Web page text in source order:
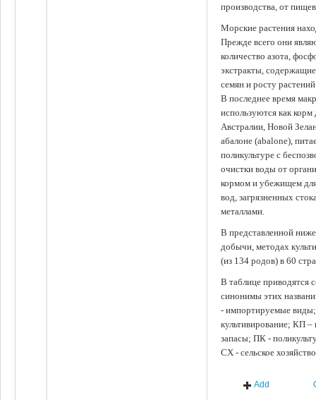
производства, от
Морские растения
Прежде всего они
количество азота,
экстракты,
семян и росту
В последнее время
используются как
Австралии, Новой
абалоне (abalone),
поликультуре с
очистки воды от
кормом и убежищем
вод, загрязненных
металлами.
В представленной
добычи, методах
(из 134 родов) в 60
В таблице приводятся
синонимы этих
- импортируемые
культивирование; КП
запасы; ПК -
СХ - сельское
Add